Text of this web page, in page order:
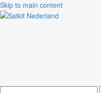
Skip to main content